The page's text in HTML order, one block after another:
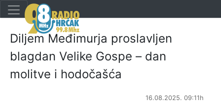
Diljem Međimurja proslavljen
blagdan Velike Gospe – dan
molitve i hodočašća
16.08.2025. 09:11h